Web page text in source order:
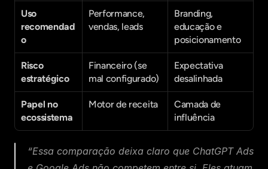
Uso
recomendad
o
Performance,
vendas, leads
Branding,
educação e
posicionamento
Risco
estratégico
Financeiro (se
mal configurado)
Expectativa
desalinhada
Papel no
ecossistema
Motor de receita
Camada de
influência
“Essa comparação deixa claro que ChatGPT Ads